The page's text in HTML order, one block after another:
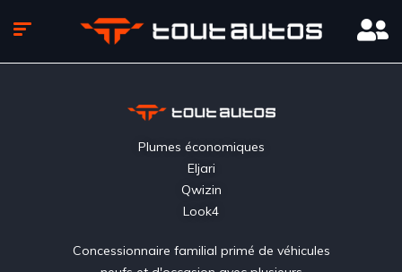
Plumes économiques
Eljari
Qwizin
Look4
Concessionnaire familial primé de véhicules